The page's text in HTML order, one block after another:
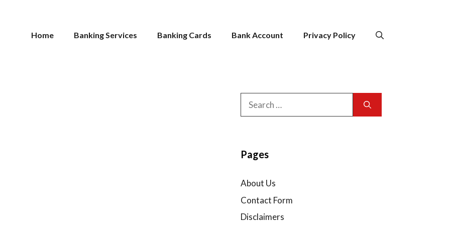
Home Banking Services Banking Cards Bank Account Privacy Policy
for:
Pages
About Us
Contact Form
Disclaimers